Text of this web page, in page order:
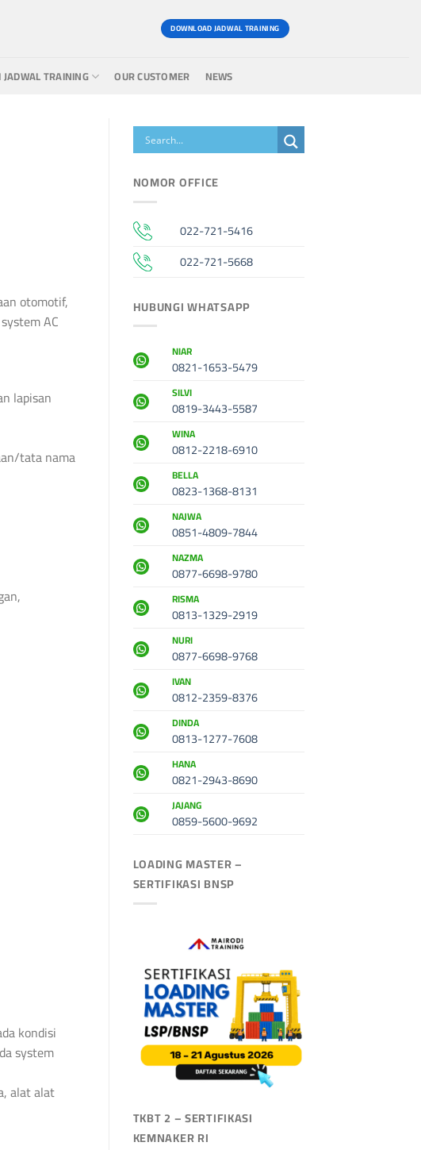
DOWNLOAD JADWAL TRAINING
JADWAL TRAINING OUR CUSTOMER NEWS
otomotif,
AC
lapisan
tata nama
kondisi
system
alat alat
NOMOR OFFICE
022-721-5416
022-721-5668
HUBUNGI WHATSAPP
NIAR
0821-1653-5479
SILVI
0819-3443-5587
WINA
0812-2218-6910
BELLA
0823-1368-8131
NAJWA
0851-4809-7844
NAZMA
0877-6698-9780
RISMA
0813-1329-2919
NURI
0877-6698-9768
IVAN
0812-2359-8376
DINDA
0813-1277-7608
HANA
0821-2943-8690
JAJANG
0859-5600-9692
LOADING MASTER –
SERTIFIKASI BNSP
TKBT 2 – SERTIFIKASI
KEMNAKER RI